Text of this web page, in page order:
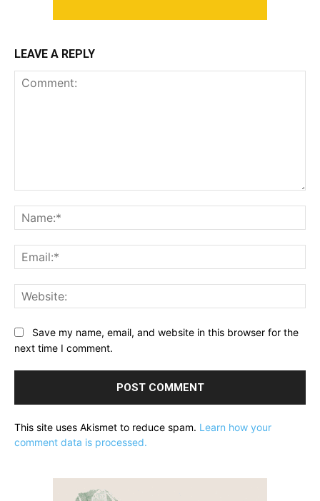
LEAVE A REPLY
Save my name, email, and website in this browser for the
next time I comment.
This site uses Akismet to reduce spam. Learn how your
comment data is processed.